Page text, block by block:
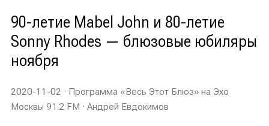
90-летие Mabel John и 80-летие
Sonny Rhodes — блюзовые юбиляры
ноября
2020-11-02 · Программа «Весь Этот Блюз» на Эхо
Москвы 91.2 FM · Андрей Евдокимов